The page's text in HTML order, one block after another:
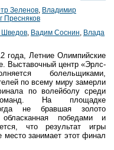
Зеленов, Владимир
Пресняков
Шведов, Вадим Соснин, Влада
года, Летние Олимпийские
Выставочный центр «Эрлс-
болельщиками,
по всему миру замерли
по волейболу среди
На площадке
не бравшая золото
победами и
что результат игры
место занимает этот финал